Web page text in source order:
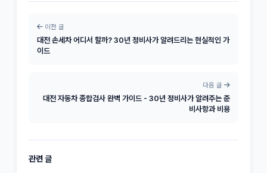
이전 글
대전 손세차 어디서 할까? 30년 정비사가 알려드리는 현실적인 가
이드
다음 글
대전 자동차 종합검사 완벽 가이드 - 30년 정비사가 알려주는 준
비사항과 비용
관련 글